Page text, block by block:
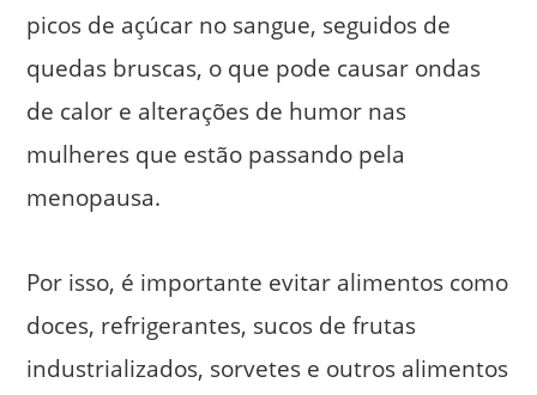
picos de açúcar no sangue, seguidos de
quedas bruscas, o que pode causar ondas
de calor e alterações de humor nas
mulheres que estão passando pela
menopausa.
Por isso, é importante evitar alimentos como
doces, refrigerantes, sucos de frutas
industrializados, sorvetes e outros alimentos